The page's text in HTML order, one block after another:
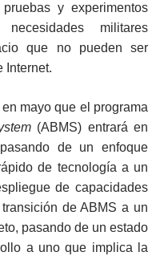
y experimentos
militares
que no pueden ser
Internet.
mayo que el programa
(ABMS) entrará en
de un enfoque
de tecnología a un
de capacidades
de ABMS a un
pasando de un estado
a uno que implica la